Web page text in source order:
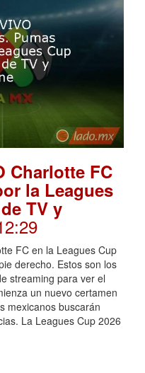
Charlotte FC
la Leagues
TV y
FC en la Leagues Cup
derecho. Estos son los
streaming para ver el
un nuevo certamen
mexicanos buscarán
La Leagues Cup 2026